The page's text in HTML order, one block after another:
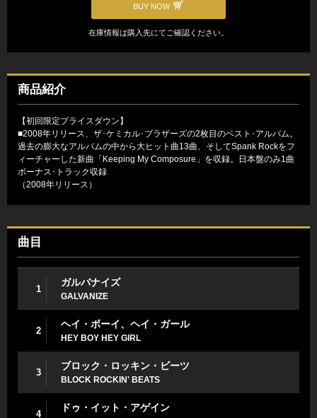
BUY NOW
在庫情報は購入先にてご確認ください。
商品紹介
【初回限定プライスダウン】
■2008年リリース、ザ･ケミカル･ブラザーズの2枚目のベスト･アルバム。
過去の膨大なアルバムの中から大ヒット曲13曲、そしてSpank Rockをフ
ィーチャーした新曲「Keeping My Composure」を収録。日本盤のみ1曲
ボーナス･トラック収録
（2008年リリース）
曲目
1
ガルバナイズ
GALVANIZE
2
ヘイ・ボーイ、ヘイ・ガール
HEY BOY HEY GIRL
3
ブロック・ロッキン・ビーツ
BLOCK ROCKIN' BEATS
4
ドゥ・イット・アゲイン